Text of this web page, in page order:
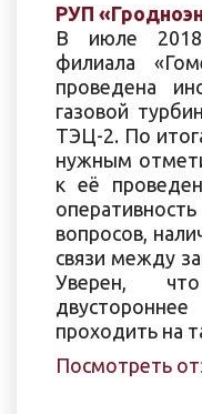
РУП
В июле
филиала
проведена
газовой
ТЭЦ-2. По
нужным
к её
вопросов,
связи между
Уверен,
проходить на
Посмотреть